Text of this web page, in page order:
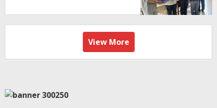
View More